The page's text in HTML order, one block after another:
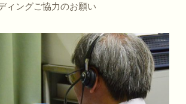
ィングご協力のお願い